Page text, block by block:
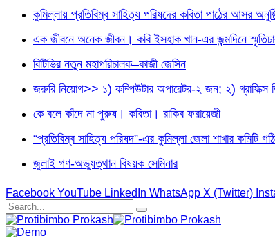
কুমিল্লায় প্রতিবিম্ব সাহিত্য পরিষদের কবিতা পাঠের আসর
এক জীবনে অনেক জীবন। কবি ইসহাক খান-এর জন্মদিনে
বিটিভির নতুন মহাপরিচালক–কাজী জেসিন
জরুরি নিয়োগ>> ১) কম্পিউটার অপারেটর-২ জন; ২)
কে বলে কাঁদে না পুরুষ। কবিতা। রাকিব ফরায়েজী
“প্রতিবিম্ব সাহিত্য পরিষদ”-এর কুমিল্লা জেলা শাখার কমিটি
জুলাই গণ-অভ্যুত্থান বিষয়ক সেমিনার
Facebook YouTube LinkedIn WhatsApp X (Twitter)